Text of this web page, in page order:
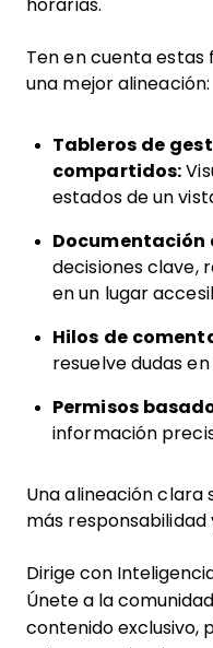
horarias.
Ten en cuenta
una mejor alineación:
Tableros de
compartidos:
estados de un
decisiones clave,
en un lugar
Hilos de
resuelve dudas
Permisos
información
Una alineación clara
más responsabilidad
Dirige con
Únete a la
contenido exclusivo,